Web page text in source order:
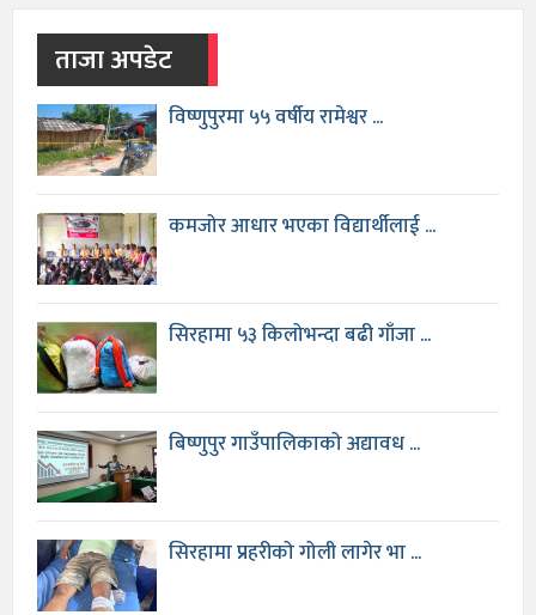
ताजा अपडेट
विष्णुपुरमा ५५ वर्षीय रामेश्वर ...
कमजोर आधार भएका विद्यार्थीलाई ...
सिरहामा ५३ किलोभन्दा बढी गाँजा ...
बिष्णुपुर गाउँपालिकाको अद्यावध ...
सिरहामा प्रहरीको गोली लागेर भा ...